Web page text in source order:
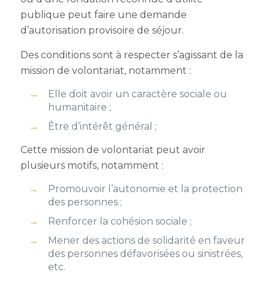
publique peut faire une demande
d’autorisation provisoire de séjour.
Des conditions sont à respecter s’agissant de la
mission de volontariat, notamment :
Elle doit avoir un caractère sociale ou
humanitaire ;
Être d’intérêt général ;
Cette mission de volontariat peut avoir
plusieurs motifs, notamment :
Promouvoir l’autonomie et la protection
des personnes ;
Renforcer la cohésion sociale ;
Mener des actions de solidarité en faveur
des personnes défavorisées ou sinistrées,
etc.